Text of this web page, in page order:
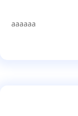
aaaaaa